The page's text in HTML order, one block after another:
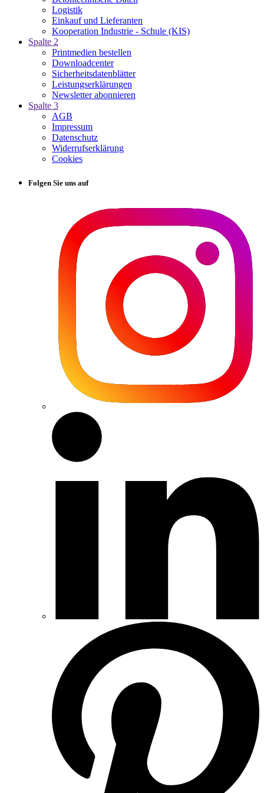
Logistik
Einkauf und Lieferanten
Kooperation Industrie - Schule (KIS)
Spalte 2
Printmedien bestellen
Downloadcenter
Sicherheitsdatenblätter
Leistungserklärungen
Newsletter abonnieren
Spalte 3
AGB
Impressum
Datenschutz
Widerrufserklärung
Cookies
Folgen Sie uns auf